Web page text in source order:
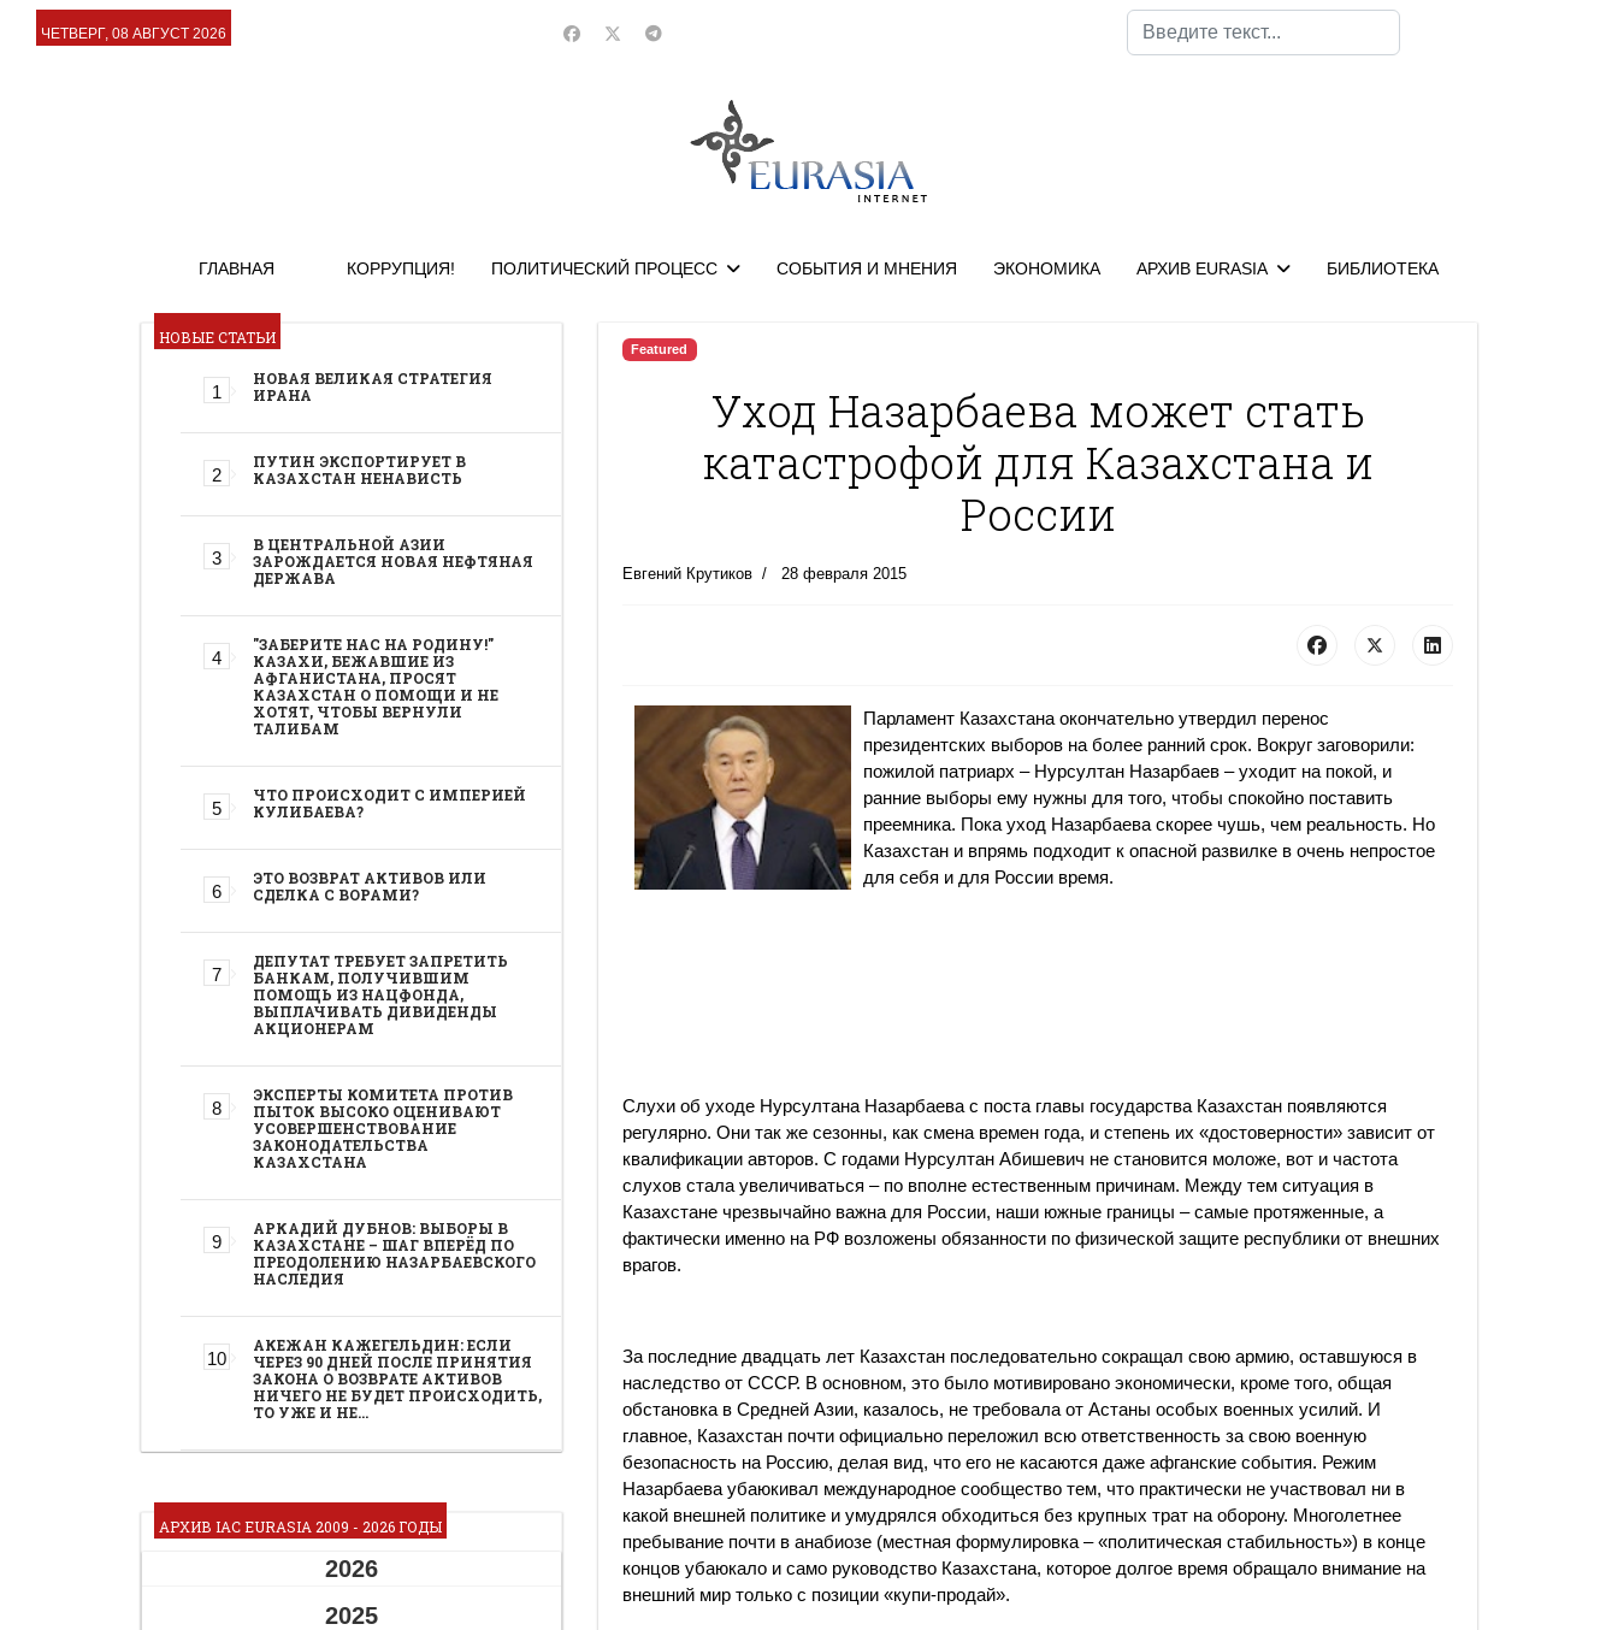
ЧЕТВЕРГ, 08 АВГУСТ 2026
Поиск
ГЛАВНАЯ КОРРУПЦИЯ! ПОЛИТИЧЕСКИЙ ПРОЦЕСС СОБЫТИЯ И МНЕНИЯ ЭКОНОМИКА АРХИВ EURASIA БИБЛИОТЕКА
НОВЫЕ СТАТЬИ
НОВАЯ ВЕЛИКАЯ СТРАТЕГИЯ
ИРАНА
ПУТИН ЭКСПОРТИРУЕТ В
КАЗАХСТАН НЕНАВИСТЬ
В ЦЕНТРАЛЬНОЙ АЗИИ
ЗАРОЖДАЕТСЯ НОВАЯ НЕФТЯНАЯ
ДЕРЖАВА
"ЗАБЕРИТЕ НАС НА РОДИНУ!"
КАЗАХИ, БЕЖАВШИЕ ИЗ
АФГАНИСТАНА, ПРОСЯТ
КАЗАХСТАН О ПОМОЩИ И НЕ
ХОТЯТ, ЧТОБЫ ВЕРНУЛИ
ТАЛИБАМ
ЧТО ПРОИСХОДИТ С ИМПЕРИЕЙ
КУЛИБАЕВА?
ЭТО ВОЗВРАТ АКТИВОВ ИЛИ
СДЕЛКА С ВОРАМИ?
ДЕПУТАТ ТРЕБУЕТ ЗАПРЕТИТЬ
БАНКАМ, ПОЛУЧИВШИМ
ПОМОЩЬ ИЗ НАЦФОНДА,
ВЫПЛАЧИВАТЬ ДИВИДЕНДЫ
АКЦИОНЕРАМ
ЭКСПЕРТЫ КОМИТЕТА ПРОТИВ
ПЫТОК ВЫСОКО ОЦЕНИВАЮТ
УСОВЕРШЕНСТВОВАНИЕ
ЗАКОНОДАТЕЛЬСТВА
КАЗАХСТАНА
АРКАДИЙ ДУБНОВ: ВЫБОРЫ В
КАЗАХСТАНЕ – ШАГ ВПЕРЁД ПО
ПРЕОДОЛЕНИЮ НАЗАРБАЕВСКОГО
НАСЛЕДИЯ
АКЕЖАН КАЖЕГЕЛЬДИН: ЕСЛИ
ЧЕРЕЗ 90 ДНЕЙ ПОСЛЕ ПРИНЯТИЯ
ЗАКОНА О ВОЗВРАТЕ АКТИВОВ
НИЧЕГО НЕ БУДЕТ ПРОИСХОДИТЬ,
ТО УЖЕ И НЕ…
АРХИВ IAC EURASIA 2009 - 2026 ГОДЫ
2026
2025
Featured
Уход Назарбаева может стать
катастрофой для Казахстана и
России
Евгений Крутиков 28 февраля 2015
Парламент Казахстана окончательно утвердил перенос
президентских выборов на более ранний срок. Вокруг заговорили:
пожилой патриарх – Нурсултан Назарбаев – уходит на покой, и
ранние выборы ему нужны для того, чтобы спокойно поставить
преемника. Пока уход Назарбаева скорее чушь, чем реальность. Но
Казахстан и впрямь подходит к опасной развилке в очень непростое
для себя и для России время.
Слухи об уходе Нурсултана Назарбаева с поста главы государства Казахстан появляются
регулярно. Они так же сезонны, как смена времен года, и степень их «достоверности» зависит от
квалификации авторов. С годами Нурсултан Абишевич не становится моложе, вот и частота
слухов стала увеличиваться – по вполне естественным причинам. Между тем ситуация в
Казахстане чрезвычайно важна для России, наши южные границы – самые протяженные, а
фактически именно на РФ возложены обязанности по физической защите республики от внешних
врагов.
За последние двадцать лет Казахстан последовательно сокращал свою армию, оставшуюся в
наследство от СССР. В основном, это было мотивировано экономически, кроме того, общая
обстановка в Средней Азии, казалось, не требовала от Астаны особых военных усилий. И
главное, Казахстан почти официально переложил всю ответственность за свою военную
безопасность на Россию, делая вид, что его не касаются даже афганские события. Режим
Назарбаева убаюкивал международное сообщество тем, что практически не участвовал ни в
какой внешней политике и умудрялся обходиться без крупных трат на оборону. Многолетнее
пребывание почти в анабиозе (местная формулировка – «политическая стабильность») в конце
концов убаюкало и само руководство Казахстана, которое долгое время обращало внимание на
внешний мир только с позиции «купи-продай».